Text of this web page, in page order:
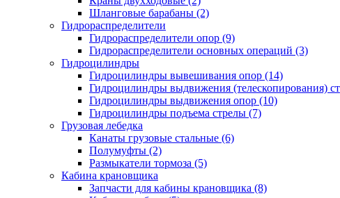
Шланговые барабаны (2)
Гидрораспределители
Гидрораспределители опор (9)
Гидрораспределители основных операций (3)
Гидроцилиндры
Гидроцилиндры вывешивания опор (14)
Гидроцилиндры выдвижения (телескопирования)
Гидроцилиндры выдвижения опор (10)
Гидроцилиндры подъема стрелы (7)
Грузовая лебедка
Канаты грузовые стальные (6)
Полумуфты (2)
Размыкатели тормоза (5)
Кабина крановщика
Запчасти для кабины крановщика (8)